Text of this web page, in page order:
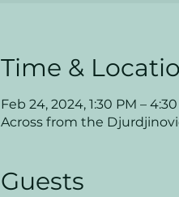
Time &
Feb 24, 2024, 1:30 PM –
Across from the
Guests